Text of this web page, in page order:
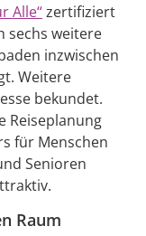
Alle“zertifiziert
sechs weitere
inzwischen
Weitere
bekundet.
Reiseplanung
für Menschen
Senioren
Raum